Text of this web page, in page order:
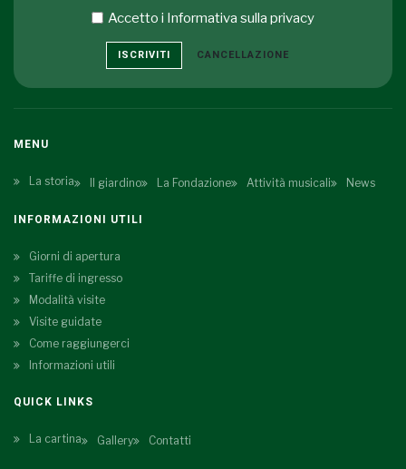
Accetto i Informativa sulla privacy
ISCRIVITI CANCELLAZIONE
MENU
La storia Il giardino La Fondazione Attività musicali News
INFORMAZIONI UTILI
Giorni di apertura
Tariffe di ingresso
Modalità visite
Visite guidate
Come raggiungerci
Informazioni utili
QUICK LINKS
La cartina Gallery Contatti